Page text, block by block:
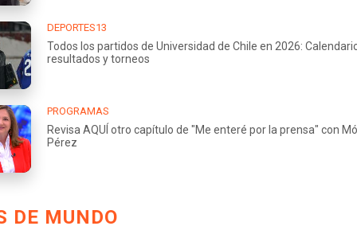
DEPORTES13
Todos los partidos de Universidad de Chile en 2026:
resultados y torneos
PROGRAMAS
Revisa AQUÍ otro capítulo de "Me enteré por la prensa" con
Pérez
DE MUNDO